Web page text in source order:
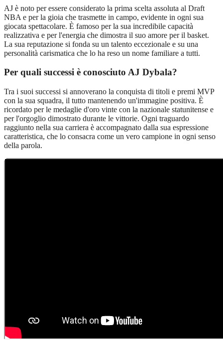
AJ è noto per essere considerato la prima scelta assoluta al Draft
NBA e per la gioia che trasmette in campo, evidente in ogni sua
giocata spettacolare. È famoso per la sua incredibile capacità
realizzativa e per l'energia che dimostra il suo amore per il basket.
La sua reputazione si fonda su un talento eccezionale e su una
personalità carismatica che lo ha reso un nome familiare a tutti.
Per quali successi è conosciuto AJ Dybala?
Tra i suoi successi si annoverano la conquista di titoli e premi MVP
con la sua squadra, il tutto mantenendo un'immagine positiva. È
ricordato per le medaglie d'oro vinte con la nazionale statunitense e
per l'orgoglio dimostrato durante le vittorie. Ogni traguardo
raggiunto nella sua carriera è accompagnato dalla sua espressione
caratteristica, che lo consacra come un vero campione in ogni senso
della parola.